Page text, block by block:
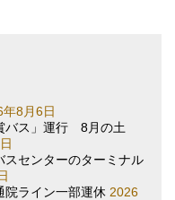
年8月6日
バス」運行 8月の土
センターのターミナル
院ライン一部運休 2026